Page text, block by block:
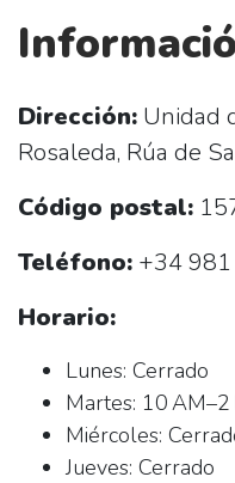
Dirección: Unidad
Rosaleda, Rúa de
Código postal:
Teléfono: +34
Horario:
Lunes: Cerrado
Martes: 10 AM–2
Miércoles:
Jueves: Cerrado